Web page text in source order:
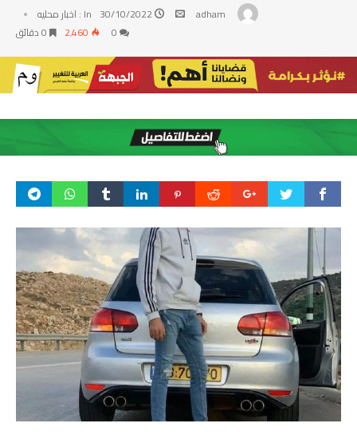
adham
30/10/2022
In : اخبار محليه
2٬460 0 ‫دقائق‬